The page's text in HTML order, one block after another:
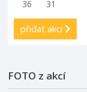
36
31
přidat akci
FOTO z akcí